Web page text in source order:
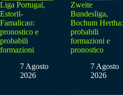
Liga Portugal,
Estoril-
Famalicao:
pronostico e
probabili
formazioni
7 Agosto
2026
Zweite
Bundesliga,
Bochum Hertha:
probabili
formazioni e
pronostico
7 Agosto
2026